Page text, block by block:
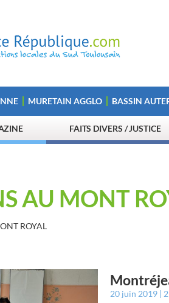
MURETAIN AGGLO BASSIN
FAITS DIVERS / JUSTICE
AU MONT
ROYAL
20 juin 2019